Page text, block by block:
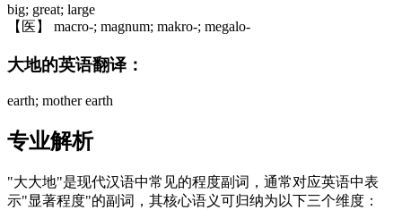
big; great; large
【医】 macro-; magnum; makro-; megalo-
大地的英语翻译：
earth; mother earth
专业解析
"大大地"是现代汉语中常见的程度副词，通常对应英语中表
示"显著程度"的副词，其核心语义可归纳为以下三个维度：